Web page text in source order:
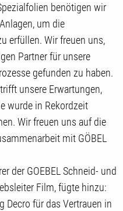
benötigen wir
um die
erfüllen. Wir freuen uns,
Partner für unsere
gefunden zu haben.
unsere Erwartungen,
wurde in Rekordzeit
Wir freuen uns auf die
mit GÖBEL
der GOEBEL Schneid- und
Film, fügte hinzu:
Decro für das Vertrauen in